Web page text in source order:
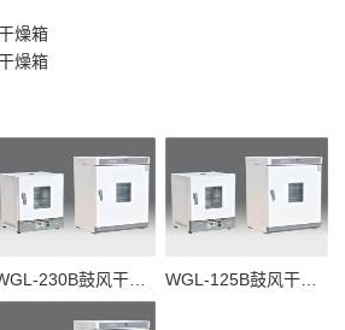
燥箱
燥箱
WGL-230B鼓风干燥箱